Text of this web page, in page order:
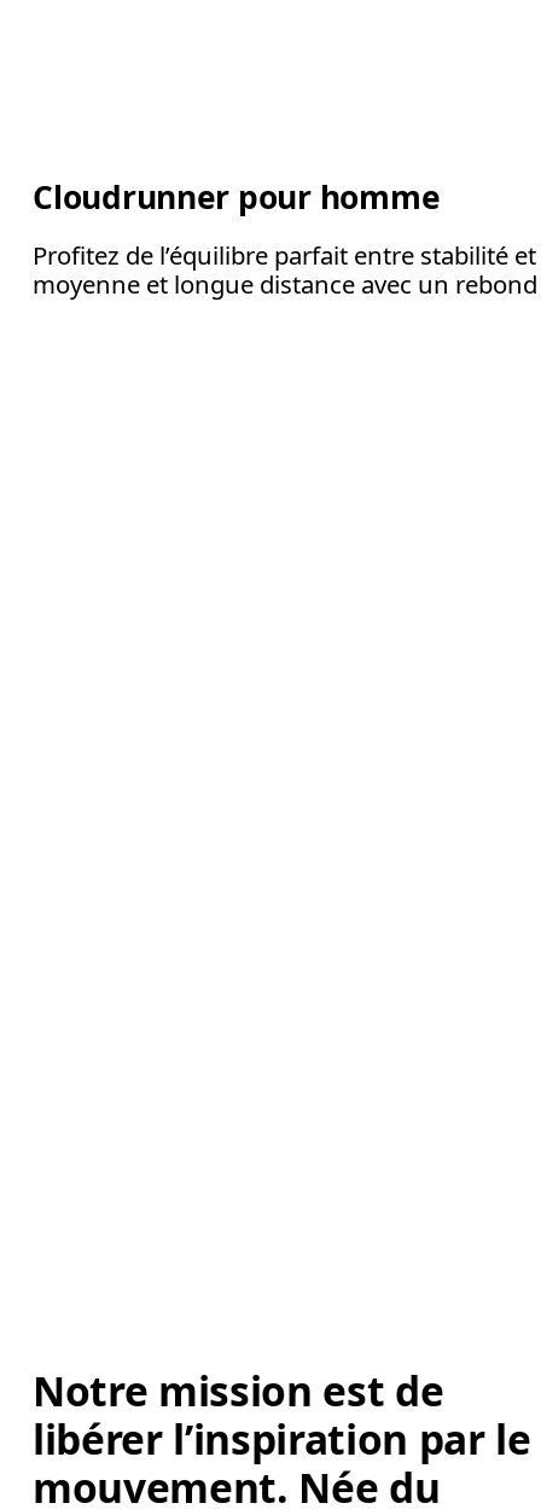
Cloudrunner pour homme
Profitez de l’équilibre parfait entre stabilité
moyenne et longue distance avec un
Notre mission est de
libérer l’inspiration par le
mouvement. Née du